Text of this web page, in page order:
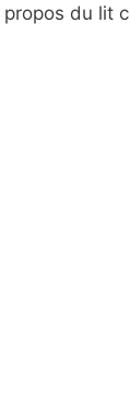
du lit